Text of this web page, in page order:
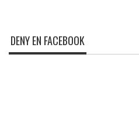
DENY EN FACEBOOK